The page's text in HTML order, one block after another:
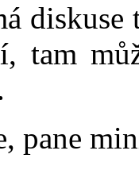
tam
pane